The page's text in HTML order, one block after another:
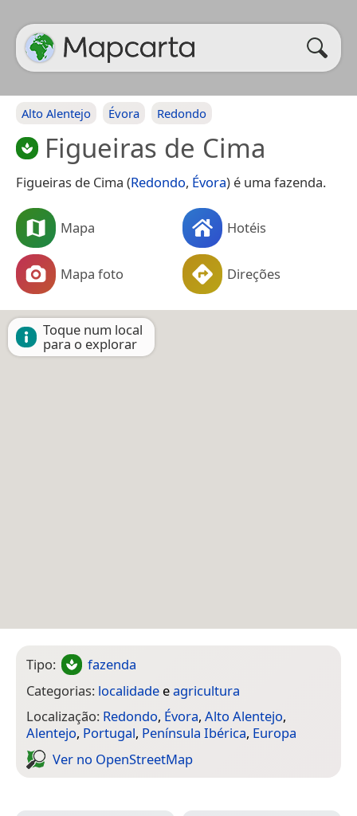
Alto Alentejo Évora Redondo
Figueiras de Cima
Figueiras de Cima (Redondo, Évora) é uma fazenda.
Mapa Hotéis
Mapa foto Direções
Toque num local
para o explorar
Tipo:
fazenda
Categorias: localidade eagricultura
Localização: Redondo, Évora, Alto Alentejo,
Alentejo, Portugal, Península Ibérica, Europa
Ver no Open­Street­Map